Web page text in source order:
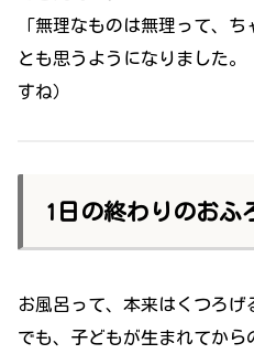
「無理なものは無理って、ち
とも思うようになりました
すね）
1日の終わりのおふ
お風呂って、本来はくつろげ
でも、子どもが生まれてから